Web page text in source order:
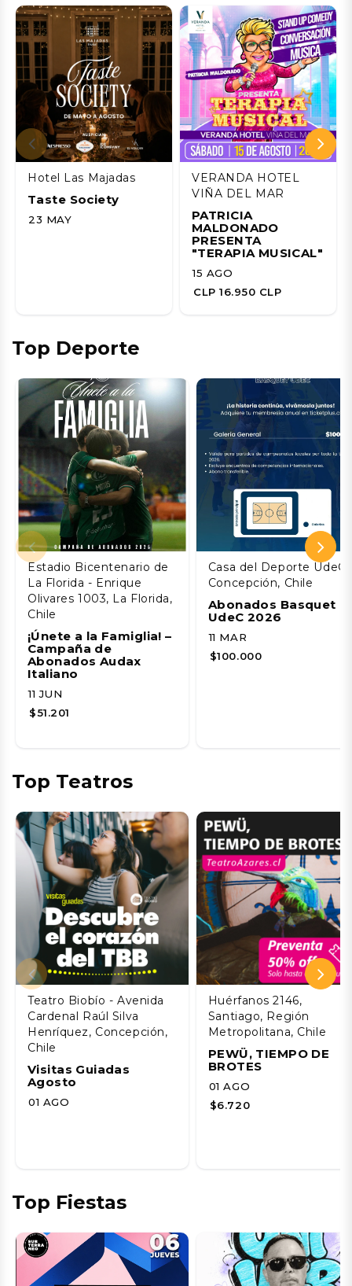
Hotel Las Majadas
Taste Society
23 MAY
VERANDA HOTEL
VIÑA DEL MAR
PATRICIA
MALDONADO
PRESENTA
"TERAPIA MUSICAL"
15 AGO
CLP 16.950 CLP
Top Deporte
Estadio Bicentenario de
La Florida - Enrique
Olivares 1003, La Florida,
Chile
¡Únete a la Famiglia! –
Campaña de
Abonados Audax
Italiano
11 JUN
$51.201
Casa del Deporte UdeC,
Concepción, Chile
Abonados Basquet
UdeC 2026
11 MAR
$100.000
Top Teatros
Teatro Biobío - Avenida
Cardenal Raúl Silva
Henríquez, Concepción,
Chile
Visitas Guiadas
Agosto
01 AGO
Huérfanos 2146,
Santiago, Región
Metropolitana, Chile
PEWÜ, TIEMPO DE
BROTES
01 AGO
$6.720
Top Fiestas